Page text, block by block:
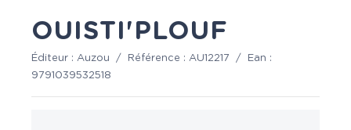
OUISTI'PLOUF
Éditeur : Auzou / Référence : AU12217 /
Ean :
9791039532518